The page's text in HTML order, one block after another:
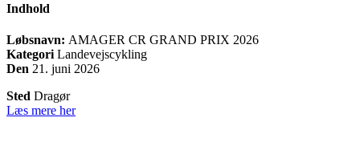
Indhold
Løbsnavn: AMAGER CR GRAND PRIX 2026
Kategori Landevejscykling
Den 21. juni 2026
Sted Dragør
Læs mere her